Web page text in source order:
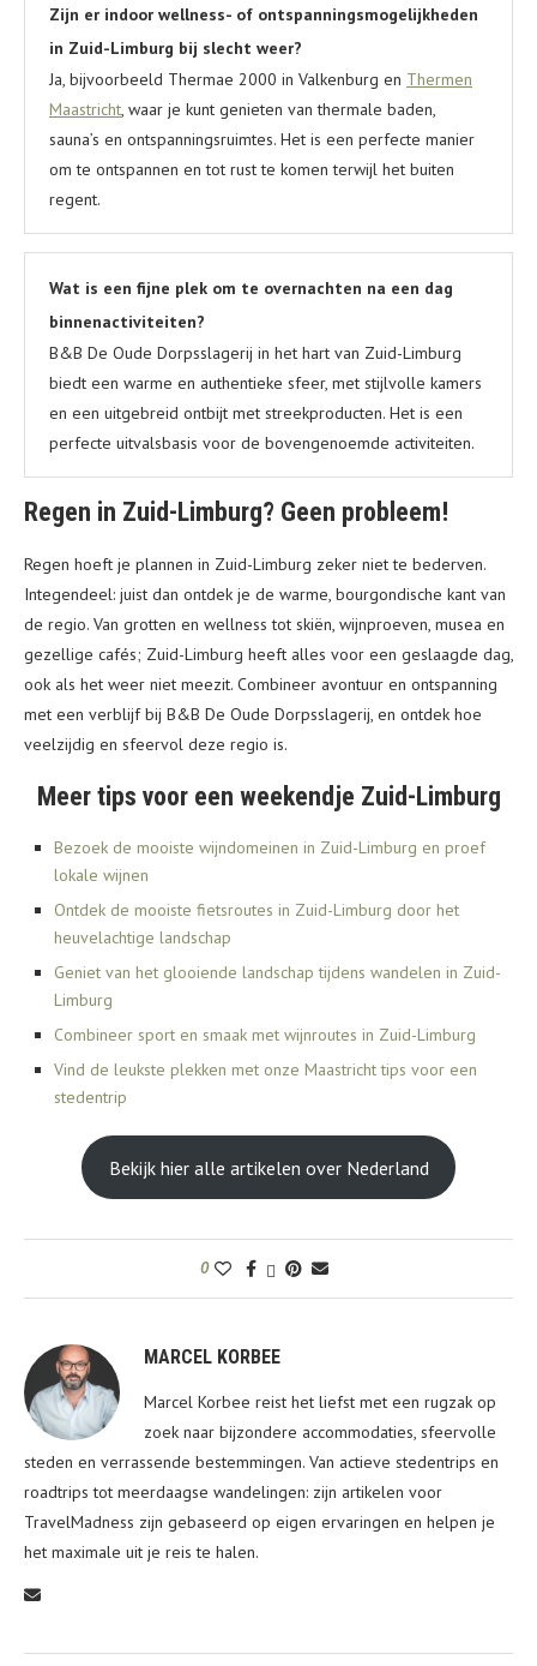
Zijn er indoor wellness- of ontspanningsmogelijkheden
in Zuid-Limburg bij slecht weer?
Ja, bijvoorbeeld Thermae 2000 in Valkenburg en Thermen
Maastricht, waar je kunt genieten van thermale baden,
sauna’s en ontspanningsruimtes. Het is een perfecte manier
om te ontspannen en tot rust te komen terwijl het buiten
regent.
Wat is een fijne plek om te overnachten na een dag
binnenactiviteiten?
B&B De Oude Dorpsslagerij in het hart van Zuid-Limburg
biedt een warme en authentieke sfeer, met stijlvolle kamers
en een uitgebreid ontbijt met streekproducten. Het is een
perfecte uitvalsbasis voor de bovengenoemde activiteiten.
Regen in Zuid-Limburg? Geen probleem!
Regen hoeft je plannen in Zuid-Limburg zeker niet te bederven.
Integendeel: juist dan ontdek je de warme, bourgondische kant van
de regio. Van grotten en wellness tot skiën, wijnproeven, musea en
gezellige cafés; Zuid-Limburg heeft alles voor een geslaagde dag,
ook als het weer niet meezit. Combineer avontuur en ontspanning
met een verblijf bij B&B De Oude Dorpsslagerij, en ontdek hoe
veelzijdig en sfeervol deze regio is.
Meer tips voor een weekendje Zuid-Limburg
Bezoek de mooiste wijndomeinen in Zuid-Limburg en proef
lokale wijnen
Ontdek de mooiste fietsroutes in Zuid-Limburg door het
heuvelachtige landschap
Geniet van het glooiende landschap tijdens wandelen in Zuid-
Limburg
Combineer sport en smaak met wijnroutes in Zuid-Limburg
Vind de leukste plekken met onze Maastricht tips voor een
stedentrip
Bekijk hier alle artikelen over Nederland
0
MARCEL KORBEE
Marcel Korbee reist het liefst met een rugzak op
zoek naar bijzondere accommodaties, sfeervolle
steden en verrassende bestemmingen. Van actieve stedentrips en
roadtrips tot meerdaagse wandelingen: zijn artikelen voor
TravelMadness zijn gebaseerd op eigen ervaringen en helpen je
het maximale uit je reis te halen.